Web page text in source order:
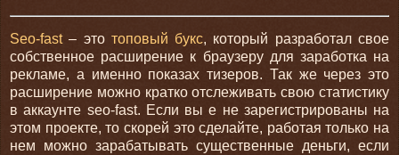
Seo-fast– это топовый букс, который разработал свое
собственное расширение к браузеру для заработка на
рекламе, а именно показах тизеров. Так же через это
расширение можно кратко отслеживать свою статистику
в аккаунте seo-fast. Если вы е не зарегистрированы на
этом проекте, то скорей это сделайте, работая только на
нем можно зарабатывать существенные деньги, если